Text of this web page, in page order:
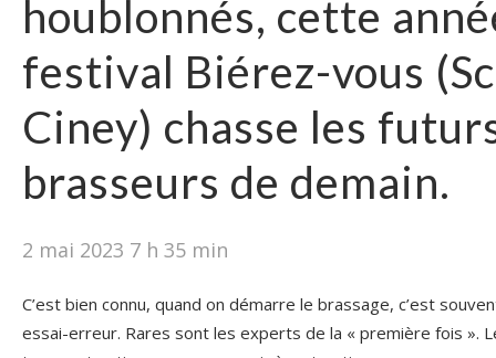
houblonnés, cette
festival Biérez-vous
Ciney) chasse les
brasseurs de demain.
2 mai 2023 7 h 35 min
C’est bien connu, quand on démarre le brassage, c’est
essai-erreur. Rares sont les experts de la « première fois ».